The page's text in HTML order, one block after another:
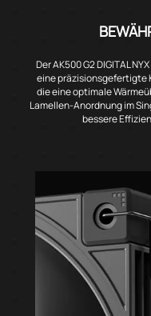
Der AK500 G2 DIGITAL
eine präzisionsgefertigte
die eine optimale
Lamellen-Anordnung im
bessere